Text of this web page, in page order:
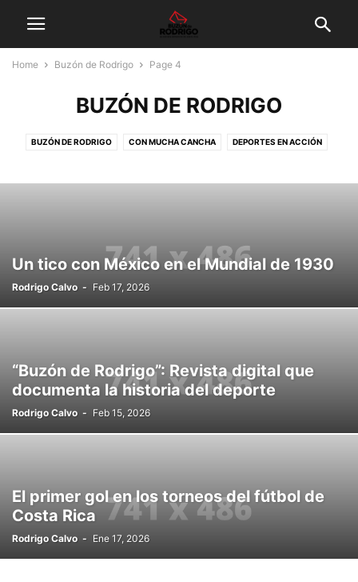
Home Buzón de Rodrigo Page 4
BUZÓN DE RODRIGO
BUZÓN DE RODRIGO CON MUCHA CANCHA DEPORTES EN ACCIÓN
FUERA DE JUEGO FÚTBOL DE CLUBES FÚTBOL FEMENINO
PALCO DE PRENSA TELESCOPIO
Un tico con México en el Mundial de 1930
Rodrigo Calvo - Feb 17, 2026
“Buzón de Rodrigo”: Revista digital que
documenta la historia del deporte
Rodrigo Calvo - Feb 15, 2026
El primer gol en los torneos del fútbol de
Costa Rica
Rodrigo Calvo - Ene 17, 2026